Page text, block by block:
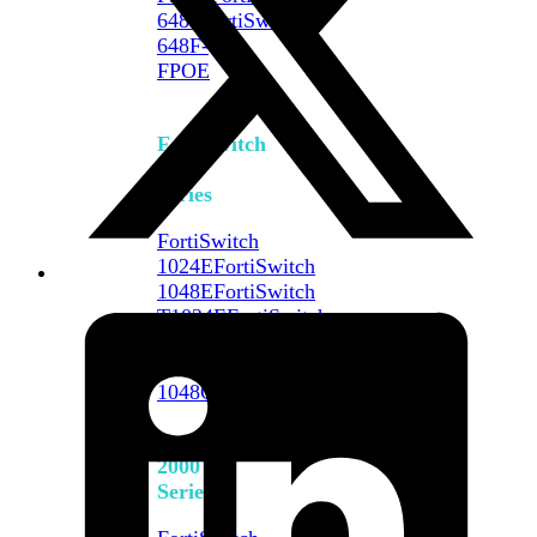
648F
FortiSwitch
648F-
FPOE
FortiSwitch
Series
FortiSwitch
1024EFortiSwitch
1048EFortiSwitch
T1024EFortiSwitch
1048G
FortiSwitch
2000
Series